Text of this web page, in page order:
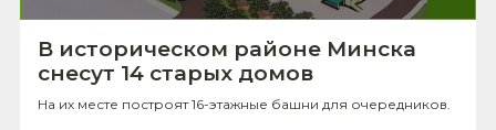
В историческом районе Минска
снесут 14 старых домов
На их месте построят 16-этажные башни для очередников.